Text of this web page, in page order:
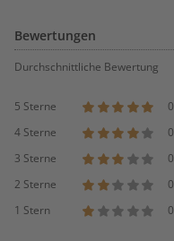
Bewertungen
Durchschnittliche Bewertung
5 Sterne
0
4 Sterne
0
3 Sterne
0
2 Sterne
0
1 Stern
0